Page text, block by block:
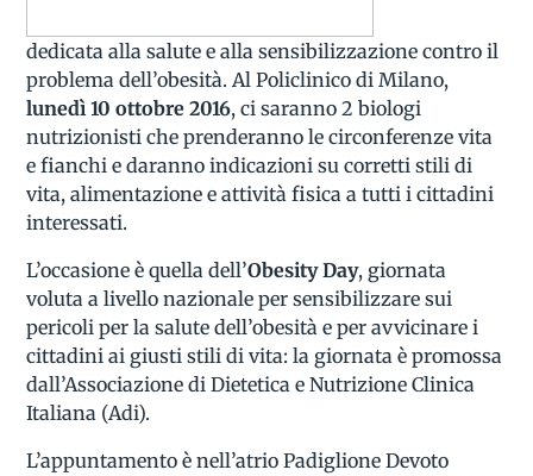
dedicata alla salute e alla sensibilizzazione contro il
problema dell’obesità. Al Policlinico di Milano,
lunedì 10 ottobre 2016, ci saranno 2 biologi
nutrizionisti che prenderanno le circonferenze vita
e fianchi e daranno indicazioni su corretti stili di
vita, alimentazione e attività fisica a tutti i cittadini
interessati.
L’occasione è quella dell’Obesity Day, giornata
voluta a livello nazionale per sensibilizzare sui
pericoli per la salute dell’obesità e per avvicinare i
cittadini ai giusti stili di vita: la giornata è promossa
dall’Associazione di Dietetica e Nutrizione Clinica
Italiana (Adi).
L’appuntamento è nell’atrio Padiglione Devoto